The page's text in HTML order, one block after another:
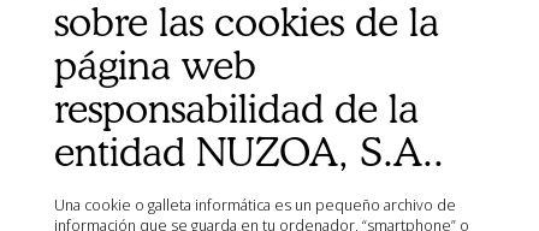
sobre las cookies de la
página web
responsabilidad de la
entidad NUZOA, S.A..
Una cookie o galleta informática es un pequeño archivo de
información que se guarda en tu ordenador, “smartphone” o